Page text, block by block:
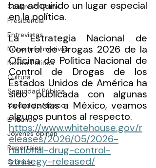
Congreso Cdmx
Presidencia
Entrevistas
Notas Informativas
Novela Política
Cultura
Seguridad Pública
Ciudad de México
El Mundo
Jóvenes opinan
Reportajes
Crónica
han adquirido un lugar especial
en la política.
La Estrategia Nacional de
Control de Drogas 2026 de la
Oficina de Política Nacional de
Control de Drogas de los
Estados Unidos de América ha
sido publicada con algunas
referencias a México, veamos
algunos puntos al respecto.
https://www.whitehouse.gov/r
eleases/2026/05/2026-
national-drug-control-
strategy-released/